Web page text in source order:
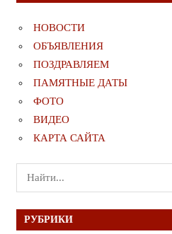
НОВОСТИ
ОБЪЯВЛЕНИЯ
ПОЗДРАВЛЯЕМ
ПАМЯТНЫЕ ДАТЫ
ФОТО
ВИДЕО
КАРТА САЙТА
Поиск
для:
РУБРИКИ